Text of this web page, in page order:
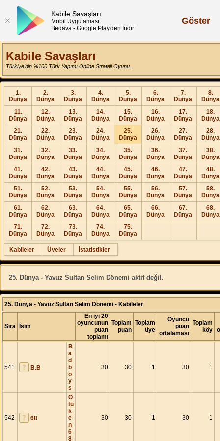
Kabile Savaşları
Türkiye'nin %100 Türk Yapımı Online Strateji Oyunu...
1.
Dünya
2.
Dünya
3.
Dünya
4.
Dünya
5.
Dünya
6.
Dünya
7.
Dünya
8.
Dünya
11.
Dünya
12.
Dünya
13.
Dünya
14.
Dünya
15.
Dünya
16.
Dünya
17.
Dünya
18.
Dünya
21.
Dünya
22.
Dünya
23.
Dünya
24.
Dünya
25.
Dünya
26.
Dünya
27.
Dünya
28.
Dünya
31.
Dünya
32.
Dünya
33.
Dünya
34.
Dünya
35.
Dünya
36.
Dünya
37.
Dünya
38.
Dünya
41.
Dünya
42.
Dünya
43.
Dünya
44.
Dünya
45.
Dünya
46.
Dünya
47.
Dünya
48.
Dünya
51.
Dünya
52.
Dünya
53.
Dünya
54.
Dünya
55.
Dünya
56.
Dünya
57.
Dünya
58.
Dünya
61.
Dünya
62.
Dünya
63.
Dünya
64.
Dünya
65.
Dünya
66.
Dünya
67.
Dünya
68.
Dünya
71.
Dünya
72.
Dünya
73.
Dünya
74.
Dünya
75.
Dünya
Kabileler Üyeler İstatistikler
25. Dünya - Yavuz Sultan Selim Dönemi aktif değil.
25. Dünya - Yavuz Sultan Selim Dönemi - Kabileler
Sıra İsim
En iyi 20
oyuncunun
puan
toplamı
Toplam
puan
Toplam
üye
Oyuncu
puan
ortalaması
Toplam
köy
541 B.B
B
a
d
b
o
y
s
30 30 1 30 1
542 68
Ö
tü
k
e
n
6
8
30 30 1 30 1
Kabile Savaşları
Mobil Uygulaması
Bedava - Google Play'den İndir
Göster